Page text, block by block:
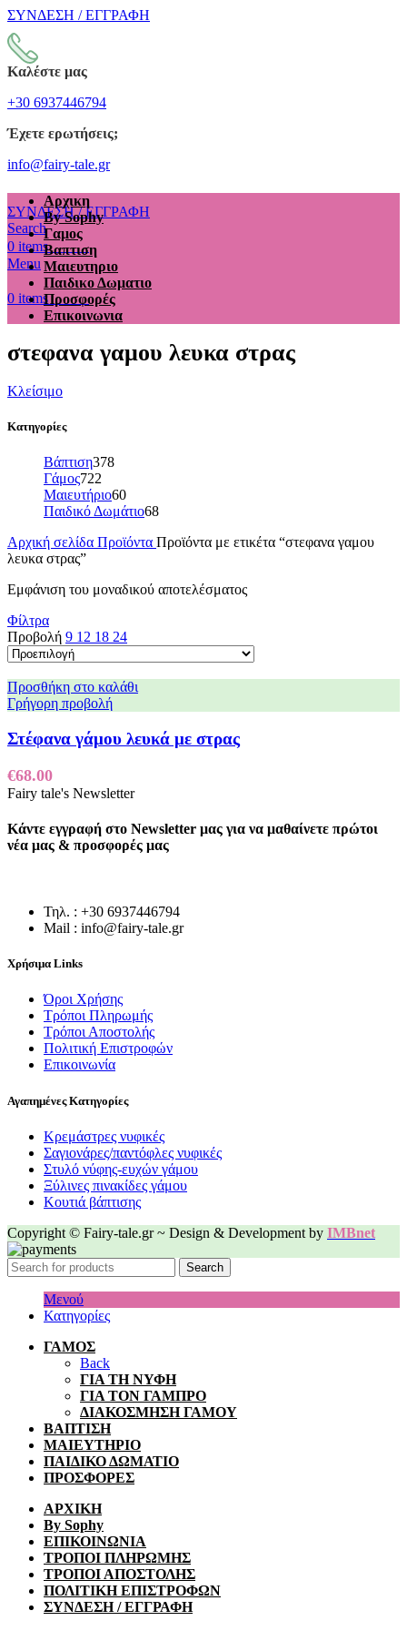
ΣΥΝΔΕΣΗ / ΕΓΓΡΑΦΗ
Καλέστε μας
+30 6937446794
Έχετε ερωτήσεις;
info@fairy-tale.gr
ΣΥΝΔΕΣΗ / ΕΓΓΡΑΦΗ
Search
0 items €0.00
Menu
0 items €0.00
Αρχικη
By Sophy
Γαμος
Βαπτιση
Μαιευτηριο
Παιδικο Δωματιο
Προσφορές
Επικοινωνια
στεφανα γαμου λευκα στρας
Κλείσιμο
Κατηγορίες
Βάπτιση378
Γάμος722
Μαιευτήριο60
Παιδικό Δωμάτιο68
Αρχική σελίδα Προϊόντα Προϊόντα με ετικέτα “στεφανα γαμου
λευκα στρας”
Εμφάνιση του μοναδικού αποτελέσματος
Φίλτρα
Προβολή 9 12 18 24
Προσθήκη στο καλάθι
Γρήγορη προβολή
Στέφανα γάμου λευκά με στρας
€68.00
Fairy tale's Newsletter
Κάντε εγγραφή στο Newsletter μας για να μαθαίνετε πρώτοι
νέα μας & προσφορές μας
Τηλ. : +30 6937446794
Mail : info@fairy-tale.gr
Χρήσιμα Links
Όροι Χρήσης
Τρόποι Πληρωμής
Τρόποι Αποστολής
Πολιτική Επιστροφών
Επικοινωνία
Αγαπημένες Κατηγορίες
Κρεμάστρες νυφικές
Σαγιονάρες/παντόφλες νυφικές
Στυλό νύφης-ευχών γάμου
Ξύλινες πινακίδες γάμου
Κουτιά βάπτισης
Copyright © Fairy-tale.gr ~ Design & Development by IMBnet
Search
Μενού
Κατηγορίες
ΓΑΜΟΣ
Back
ΓΙΑ ΤΗ ΝΥΦΗ
ΓΙΑ ΤΟΝ ΓΑΜΠΡΟ
ΔΙΑΚΟΣΜΗΣΗ ΓΑΜΟΥ
ΒΑΠΤΙΣΗ
ΜΑΙΕΥΤΗΡΙΟ
ΠΑΙΔΙΚΟ ΔΩΜΑΤΙΟ
ΠΡΟΣΦΟΡΕΣ
ΑΡΧΙΚΗ
By Sophy
ΕΠΙΚΟΙΝΩΝΙΑ
ΤΡΟΠΟΙ ΠΛΗΡΩΜΗΣ
ΤΡΟΠΟΙ ΑΠΟΣΤΟΛΗΣ
ΠΟΛΙΤΙΚΗ ΕΠΙΣΤΡΟΦΩΝ
ΣΥΝΔΕΣΗ / ΕΓΓΡΑΦΗ